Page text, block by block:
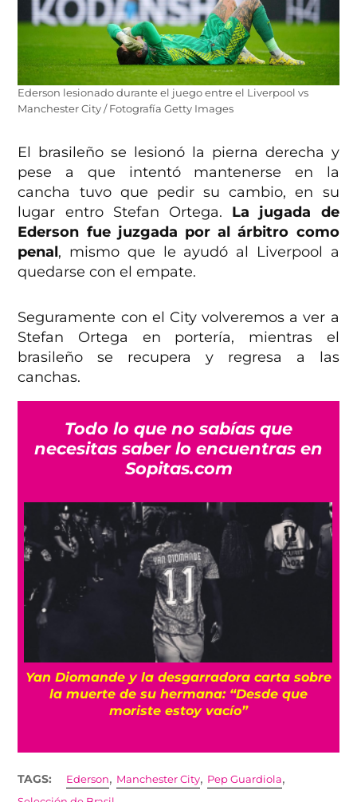
Ederson lesionado durante el juego entre el Liverpool vs
Manchester City / Fotografía Getty Images
El brasileño se lesionó la pierna derecha y
pese a que intentó mantenerse en la
cancha tuvo que pedir su cambio, en su
lugar entro Stefan Ortega. La jugada de
Ederson fue juzgada por al árbitro como
penal, mismo que le ayudó al Liverpool a
quedarse con el empate.
Seguramente con el City volveremos a ver a
Stefan Ortega en portería, mientras el
brasileño se recupera y regresa a las
canchas.
Todo lo que no sabías que
necesitas saber lo encuentras en
Sopitas.com
Yan Diomande y la desgarradora carta sobre
la muerte de su hermana: “Desde que
moriste estoy vacío”
TAGS: Ederson, Manchester City, Pep Guardiola,